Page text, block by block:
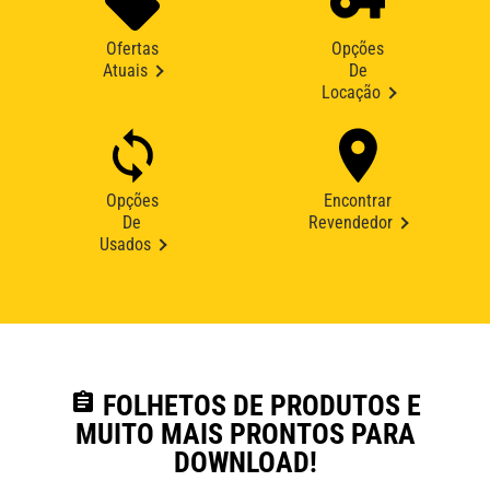
Ofertas
Atuais
Opções
De
Locação
Opções
De
Usados
Encontrar
Revendedor
assignment FOLHETOS DE PRODUTOS E
MUITO MAIS PRONTOS PARA
DOWNLOAD!